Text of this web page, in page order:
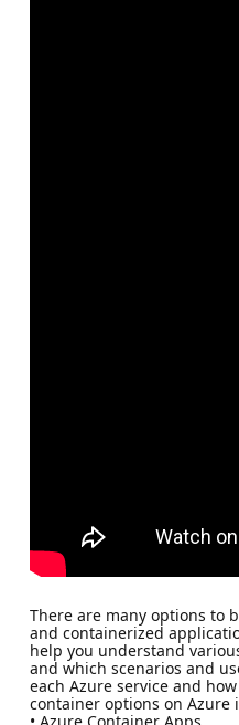
There are many options to
and containerized
help you understand
and which scenarios and
each Azure service and
container options on Azure
• Azure Container Apps